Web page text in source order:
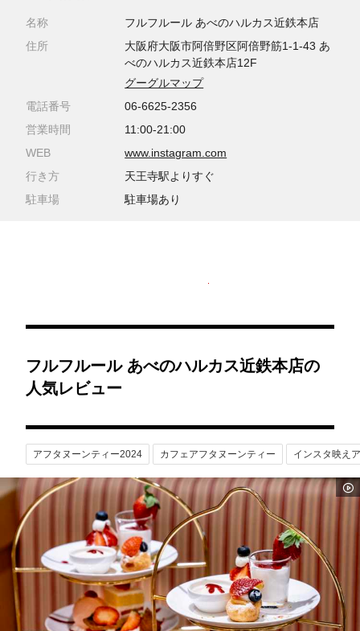
名称
フルフルール あべのハルカス近鉄本店
住所
大阪府大阪市阿倍野区阿倍野筋1-1-43 あ
べのハルカス近鉄本店12F
グーグルマップ
電話番号
06-6625-2356
営業時間
11:00-21:00
WEB
www.instagram.com
行き方
天王寺駅よりすぐ
駐車場
駐車場あり
フルフルール あべのハルカス近鉄本店の
人気レビュー
アフタヌーンティー2024 カフェアフタヌーンティー インスタ映え